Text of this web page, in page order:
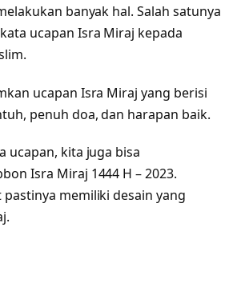
banyak hal. Salah satunya
ucapan Isra Miraj kepada
ucapan Isra Miraj yang berisi
penuh doa, dan harapan baik.
ucapan, kita juga bisa
Isra Miraj 1444 H – 2023.
memiliki desain yang